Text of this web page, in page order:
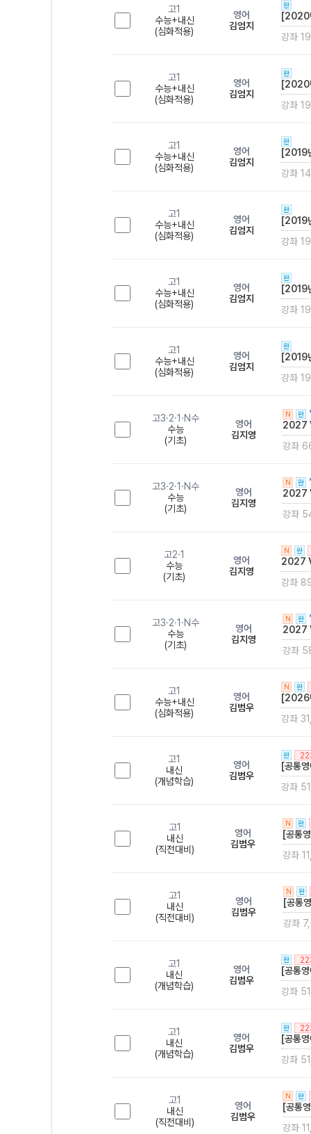
고1
수능+내신
(심화적용)
영어
김엄지
완
[2020
강좌
고1
수능+내신
(심화적용)
영어
김엄지
완
[2020
강좌
고1
수능+내신
(심화적용)
영어
김엄지
완
[2019
강좌
고1
수능+내신
(심화적용)
영어
김엄지
완
[2019
강좌
고1
수능+내신
(심화적용)
영어
김엄지
완
[2019
강좌
고1
수능+내신
(심화적용)
영어
김엄지
완
[2019
강좌
고3·2·1·N수
수능
(기초)
영어
김지영
N 완
2027
강좌
고3·2·1·N수
수능
(기초)
영어
김지영
N 완
2027
강좌
고2·1
수능
(기초)
영어
김지영
N 완
2027
강좌
고3·2·1·N수
수능
(기초)
영어
김지영
N 완
2027
강좌
고1
수능+내신
(심화적용)
영어
김범우
N 완
[2026
강좌
고1
내신
(개념학습)
영어
김범우
완 22
[공통
강좌
고1
내신
(직전대비)
영어
김범우
N 완
[공통
강좌
고1
내신
(직전대비)
영어
김범우
N 완
[공통
강좌
고1
내신
(개념학습)
영어
김범우
완 22
[공통
강좌
고1
내신
(개념학습)
영어
김범우
완 22
[공통
강좌
고1
내신
(직전대비)
영어
김범우
N 완
[공통
강좌